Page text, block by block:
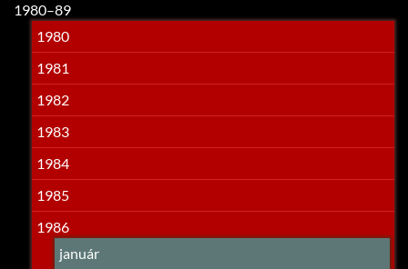
1980–89
1980
1981
1982
1983
1984
1985
1986
január